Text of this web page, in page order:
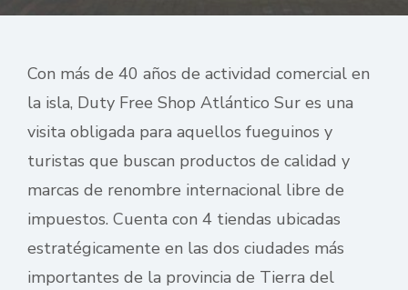
Con más de 40 años de actividad comercial en
la isla, Duty Free Shop Atlántico Sur es una
visita obligada para aquellos fueguinos y
turistas que buscan productos de calidad y
marcas de renombre internacional libre de
impuestos. Cuenta con 4 tiendas ubicadas
estratégicamente en las dos ciudades más
importantes de la provincia de Tierra del